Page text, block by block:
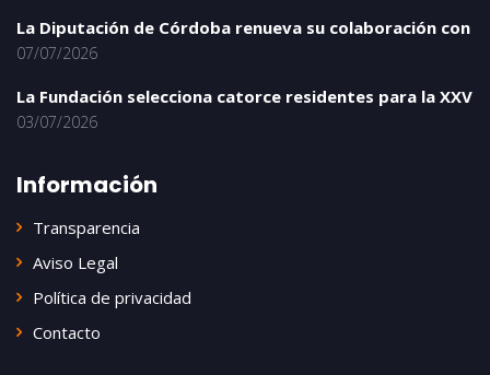
La Diputación de Córdoba renueva su colaboración con
07/07/2026
La Fundación selecciona catorce residentes para la XXV
03/07/2026
Información
Transparencia
Aviso Legal
Política de privacidad
Contacto